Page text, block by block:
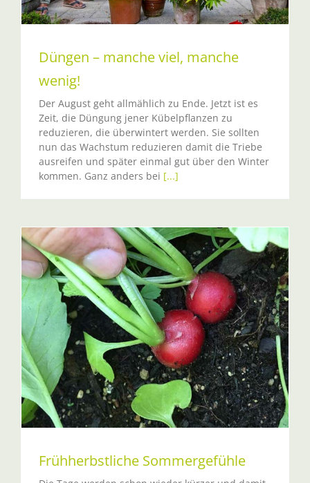
Düngen – manche viel, manche
wenig!
Der August geht allmählich zu Ende. Jetzt ist es
Zeit, die Düngung jener Kübelpflanzen zu
reduzieren, die überwintert werden. Sie sollten
nun das Wachstum reduzieren damit die Triebe
ausreifen und später einmal gut über den Winter
kommen. Ganz anders bei [...]
Frühherbstliche Sommergefühle